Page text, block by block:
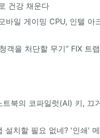
건강 채운다
바일 게이밍 CPU, 인텔 아
객을 처단할 무기” FIX 트
북의 코파일럿(AI) 키, 끄
설치할 필요 없네? '인쇄'